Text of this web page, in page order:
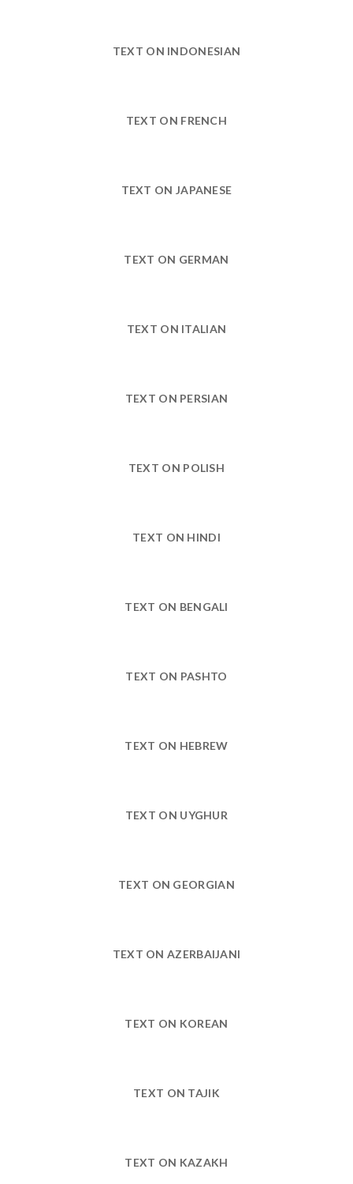
TEXT ON INDONESIAN
TEXT ON FRENCH
TEXT ON JAPANESE
TEXT ON GERMAN
TEXT ON ITALIAN
TEXT ON PERSIAN
TEXT ON POLISH
TEXT ON HINDI
TEXT ON BENGALI
TEXT ON PASHTO
TEXT ON HEBREW
TEXT ON UYGHUR
TEXT ON GEORGIAN
TEXT ON AZERBAIJANI
TEXT ON KOREAN
TEXT ON TAJIK
TEXT ON KAZAKH